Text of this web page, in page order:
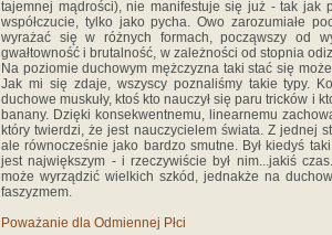
tajemnej mądrości), nie manifestuje się już - tak jak
współczucie, tylko jako pycha. Owo zarozumiałe
wyrażać się w różnych formach, począwszy od
gwałtowność i brutalność, w zależności od stopnia
Na poziomie duchowym mężczyzna taki stać się
Jak mi się zdaje, wszyscy poznaliśmy takie typy.
duchowe muskuły, ktoś kto nauczył się paru tricków i
banany. Dzięki konsekwentnemu, linearnemu
który twierdzi, że jest nauczycielem świata. Z jednej
ale równocześnie jako bardzo smutne. Był kiedyś
jest największym - i rzeczywiście był nim...jakiś
może wyrządzić wielkich szkód, jednakże na
faszyzmem.
Poważanie dla Odmiennej Płci